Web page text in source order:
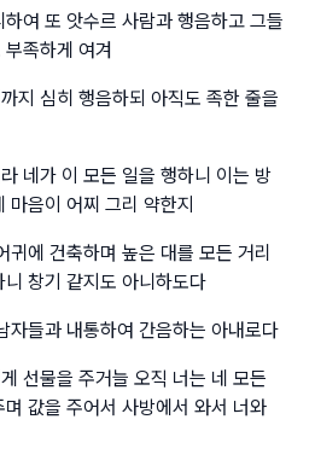
여 또 앗수르 사람과 행음하고 그들
족하게 여겨
지 심히 행음하되 아직도 족한 줄을
네가 이 모든 일을 행하니 이는 방
마음이 어찌 그리 약한지
귀에 건축하며 높은 대를 모든 거리
창기 같지도 아니하도다
자들과 내통하여 간음하는 아내로다
선물을 주거늘 오직 너는 네 모든
값을 주어서 사방에서 와서 너와